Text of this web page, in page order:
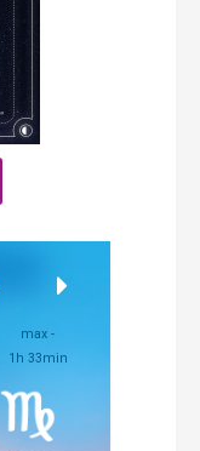
max -
1h 33min